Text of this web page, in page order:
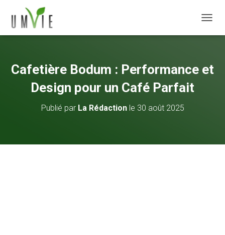
Cafetière Bodum : Performance et
Design pour un Café Parfait
Publié par La Rédactionle 30 août 2025